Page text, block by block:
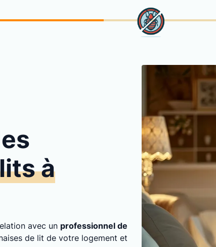
à
avec un professionnel de
de lit de votre logement et